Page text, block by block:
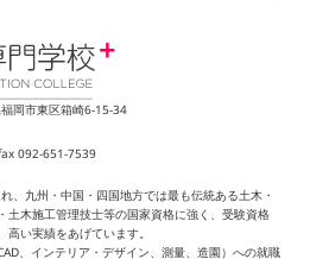
岡市東区箱崎6-15-34
092-651-7539
、九州・中国・四国地方では最も伝統ある土木・
土木施工管理技士等の国家資格に強く、受験資格
い実績をあげています。
、インテリア・デザイン、測量、造園）への就職